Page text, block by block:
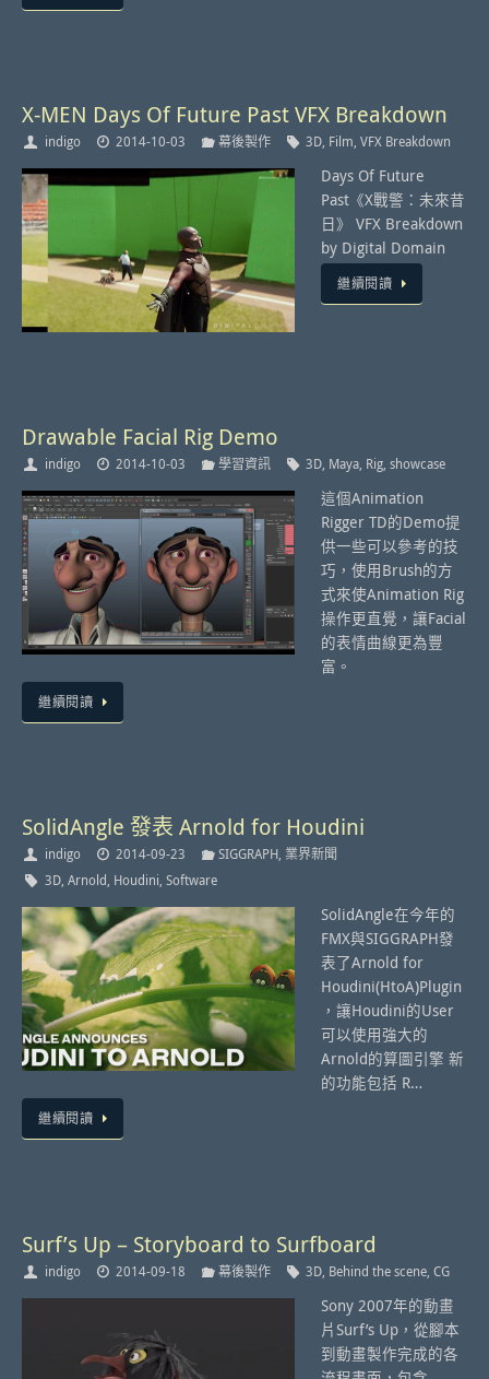
X-MEN Days Of Future Past VFX Breakdown
indigo 2014-10-03 幕後製作 3D, Film,VFX Breakdown
Days Of Future
Past《X戰警：未來昔
日》 VFX Breakdown
by Digital Domain
繼續閱讀
Drawable Facial Rig Demo
indigo 2014-10-03 學習資訊 3D, Maya, Rig,showcase
這個Animation
Rigger TD的Demo提
供一些可以參考的技
巧，使用Brush的方
式來使Animation Rig
操作更直覺，讓Facial
的表情曲線更為豐
富。
繼續閱讀
SolidAngle 發表 Arnold for Houdini
indigo 2014-09-23 SIGGRAPH, 業界新聞
3D, Arnold, Houdini, Software
SolidAngle在今年的
FMX與SIGGRAPH發
表了Arnold for
Houdini(HtoA)Plugin
，讓Houdini的User
可以使用強大的
Arnold的算圖引擎 新
的功能包括 R…
繼續閱讀
Surf’s Up – Storyboard to Surfboard
indigo 2014-09-18 幕後製作 3D, Behind the scene,CG
Sony 2007年的動畫
片Surf’s Up，從腳本
到動畫製作完成的各